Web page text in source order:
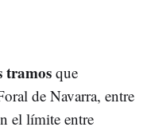
tramosque
de Navarra, entre
el límite entre